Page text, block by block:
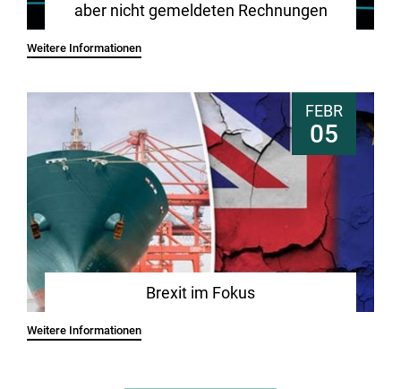
aber nicht gemeldeten Rechnungen
Weitere Informationen
FEBR
05
Brexit im Fokus
Weitere Informationen